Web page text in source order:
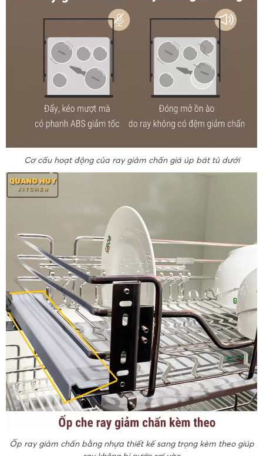
Cơ cấu hoạt động của ray giảm chấn giá úp bát tủ dưới
Ốp ray giảm chấn bằng nhựa thiết kế sang trọng kèm theo giúp